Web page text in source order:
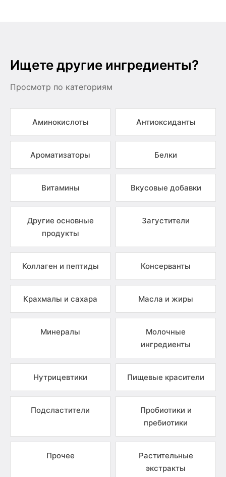
Ищете другие ингредиенты?
Просмотр по категориям
Аминокислоты Антиоксиданты
Ароматизаторы Белки
Витамины Вкусовые добавки
Другие основные
продукты
Загустители
Коллаген и пептиды Консерванты
Крахмалы и сахара Масла и жиры
Минералы
Молочные
ингредиенты
Нутрицевтики Пищевые красители
Подсластители
Пробиотики и
пребиотики
Прочее
Растительные
экстракты